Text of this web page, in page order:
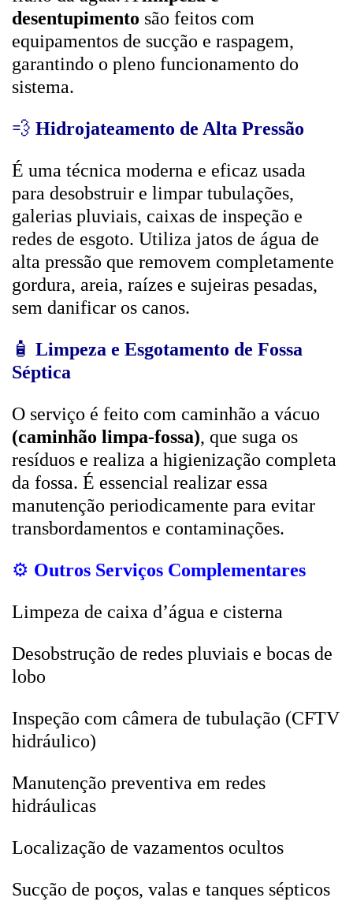
desentupimento são feitos com
equipamentos de sucção e raspagem,
garantindo o pleno funcionamento do
sistema.
💨 Hidrojateamento de Alta Pressão
É uma técnica moderna e eficaz usada
para desobstruir e limpar tubulações,
galerias pluviais, caixas de inspeção e
redes de esgoto. Utiliza jatos de água de
alta pressão que removem completamente
gordura, areia, raízes e sujeiras pesadas,
sem danificar os canos.
🧴 Limpeza e Esgotamento de Fossa
Séptica
O serviço é feito com caminhão a vácuo
(caminhão limpa-fossa), que suga os
resíduos e realiza a higienização completa
da fossa. É essencial realizar essa
manutenção periodicamente para evitar
transbordamentos e contaminações.
⚙️ Outros Serviços Complementares
Limpeza de caixa d’água e cisterna
Desobstrução de redes pluviais e bocas de
lobo
Inspeção com câmera de tubulação (CFTV
hidráulico)
Manutenção preventiva em redes
hidráulicas
Localização de vazamentos ocultos
Sucção de poços, valas e tanques sépticos